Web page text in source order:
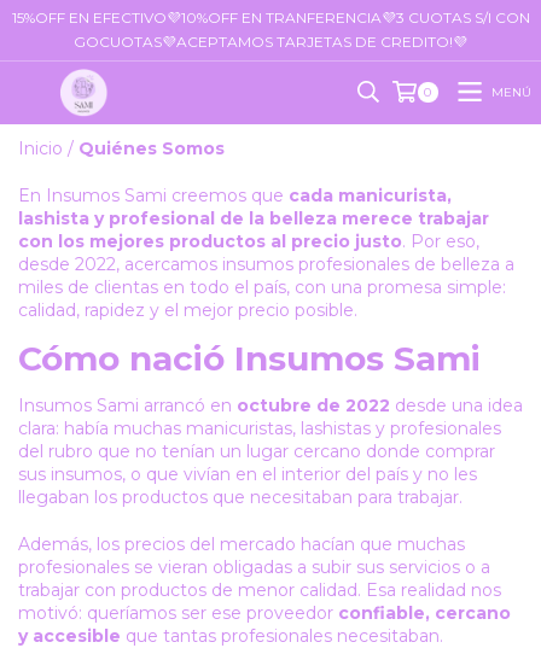
15%OFF EN EFECTIVO💜10%OFF EN TRANFERENCIA💜3 CUOTAS S/I CON
GOCUOTAS💜ACEPTAMOS TARJETAS DE CREDITO!💜
0 MENÚ
Inicio / Quiénes Somos
En Insumos Sami creemos que cada manicurista,
lashista y profesional de la belleza merece trabajar
con los mejores productos al precio justo. Por eso,
desde 2022, acercamos insumos profesionales de belleza a
miles de clientas en todo el país, con una promesa simple:
calidad, rapidez y el mejor precio posible.
Cómo nació Insumos Sami
Insumos Sami arrancó en octubre de 2022 desde una idea
clara: había muchas manicuristas, lashistas y profesionales
del rubro que no tenían un lugar cercano donde comprar
sus insumos, o que vivían en el interior del país y no les
llegaban los productos que necesitaban para trabajar.
Además, los precios del mercado hacían que muchas
profesionales se vieran obligadas a subir sus servicios o a
trabajar con productos de menor calidad. Esa realidad nos
motivó: queríamos ser ese proveedor confiable, cercano
y accesible que tantas profesionales necesitaban.